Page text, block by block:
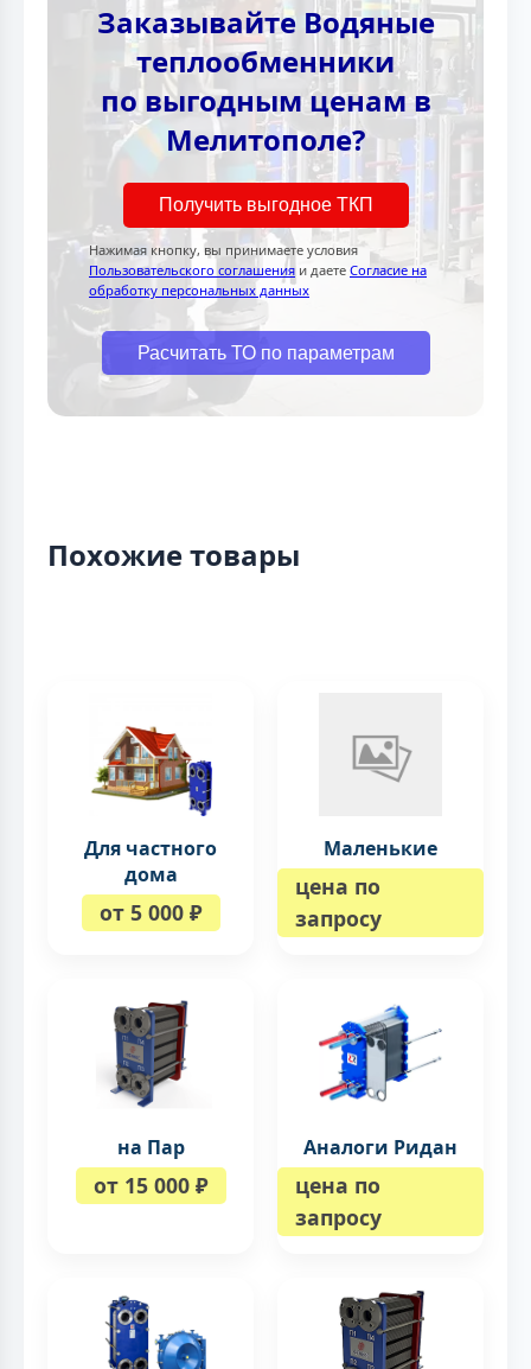
Заказывайте Водяные
теплообменники
по выгодным ценам в
Мелитополе?
Получить выгодное ТКП
Нажимая кнопку, вы принимаете условия
Пользовательского соглашения и даете Согласие на
обработку персональных данных
Расчитать ТО по параметрам
Похожие товары
Для частного
дома
от 5 000 ₽
Маленькие
цена по
запросу
на Пар
от 15 000 ₽
Аналоги Ридан
цена по
запросу